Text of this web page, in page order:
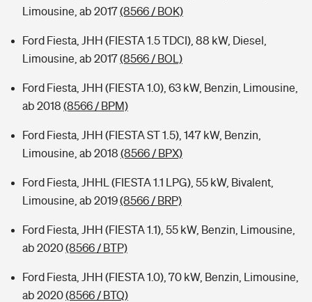
Limousine, ab 2017(8566 / BOK)
Ford Fiesta, JHH (FIESTA 1.5 TDCI), 88 kW, Diesel,
Limousine, ab 2017(8566 / BOL)
Ford Fiesta, JHH (FIESTA 1.0), 63 kW, Benzin, Limousine,
ab 2018 (8566 / BPM)
Ford Fiesta, JHH (FIESTA ST 1.5), 147 kW, Benzin,
Limousine, ab 2018 (8566 / BPX)
Ford Fiesta, JHHL (FIESTA 1.1 LPG), 55 kW, Bivalent,
Limousine, ab 2019(8566 / BRP)
Ford Fiesta, JHH (FIESTA 1.1), 55 kW, Benzin, Limousine,
ab 2020(8566 / BTP)
Ford Fiesta, JHH (FIESTA 1.0), 70 kW, Benzin, Limousine,
ab 2020(8566 / BTQ)